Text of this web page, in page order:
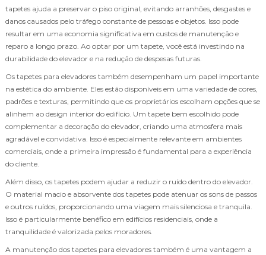
tapetes ajuda a preservar o piso original, evitando arranhões, desgastes e
danos causados pelo tráfego constante de pessoas e objetos. Isso pode
resultar em uma economia significativa em custos de manutenção e
reparo a longo prazo. Ao optar por um tapete, você está investindo na
durabilidade do elevador e na redução de despesas futuras.
Os tapetes para elevadores também desempenham um papel importante
na estética do ambiente. Eles estão disponíveis em uma variedade de cores,
padrões e texturas, permitindo que os proprietários escolham opções que se
alinhem ao design interior do edifício. Um tapete bem escolhido pode
complementar a decoração do elevador, criando uma atmosfera mais
agradável e convidativa. Isso é especialmente relevante em ambientes
comerciais, onde a primeira impressão é fundamental para a experiência
do cliente.
Além disso, os tapetes podem ajudar a reduzir o ruído dentro do elevador.
O material macio e absorvente dos tapetes pode atenuar os sons de passos
e outros ruídos, proporcionando uma viagem mais silenciosa e tranquila.
Isso é particularmente benéfico em edifícios residenciais, onde a
tranquilidade é valorizada pelos moradores.
A manutenção dos tapetes para elevadores também é uma vantagem a